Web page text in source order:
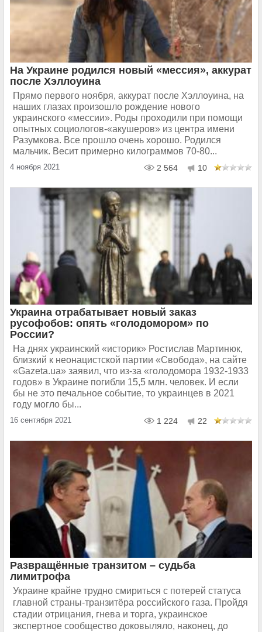
На Украине родился новый «мессия», аккурат
после Хэллоуина
Прямо первого ноября, аккурат после Хэллоуина, на
наших глазах произошло рождение нового
украинского «мессии». Роды проходили при помощи
опытных социологов-«акушеров» из центра имени
Разумкова. Все прошло очень хорошо. Родился
мальчик. Весит примерно килограммов 70-80...
4 ноября 2021 2 564 10
Украина отрабатывает новый заказ
русофобов: опять «голодомором» по
России?
На днях украинский «историк» Ростислав Мартинюк,
близкий к неонацистской партии «Свобода», на сайте
«Gazeta.ua» заявил, что из-за «голодомора 1932-1933
годов» в Украине погибли 15,5 млн. человек. И если
бы не это печальное событие, то украинцев в 2021
году могло бы...
16 сентября 2021 1 224 22
Развращённые транзитом – судьба
лимитрофа
Украине крайне трудно смириться с потерей статуса
главной страны-транзитёра российского газа. Пройдя
стадии отрицания, гнева и торга, украинское
экспертное сообщество доковыляло, наконец, до